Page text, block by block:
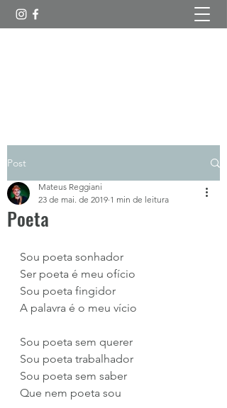
Post
Poeta
Mateus Reggiani
23 de mai. de 2019 1 min de leitura
Sou poeta sonhador
Ser poeta é meu ofício
Sou poeta fingidor
A palavra é o meu vício
Sou poeta sem querer
Sou poeta trabalhador
Sou poeta sem saber
Que nem poeta sou